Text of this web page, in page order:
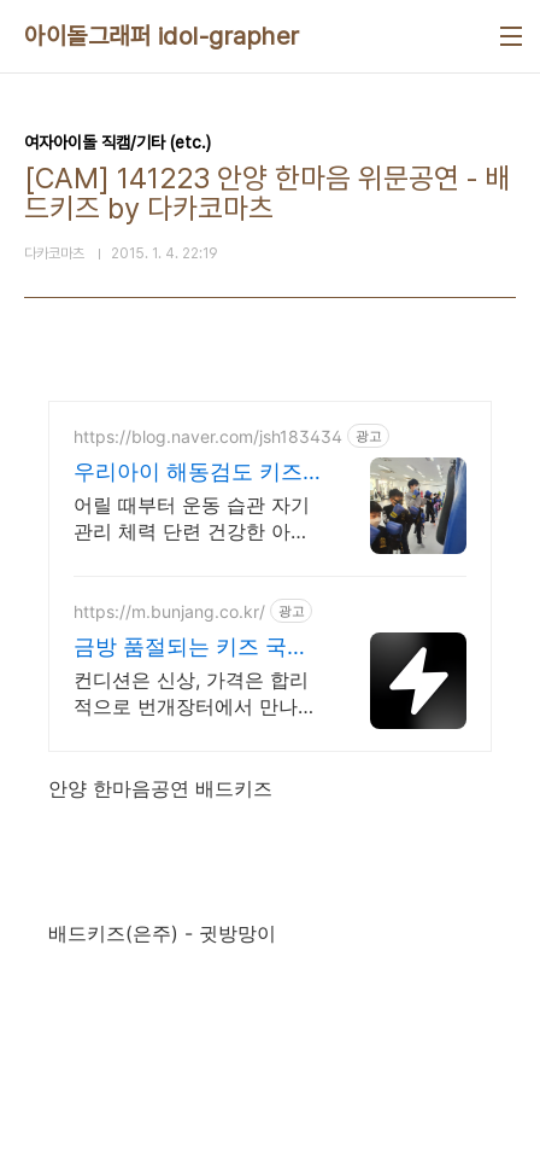
아이돌그래퍼 idol-grapher
여자아이돌 직캠/기타 (etc.)
[CAM] 141223 안양 한마음 위문공연 - 배
드키즈 by 다카코마츠
다카코마츠 2015. 1. 4. 22:19
https://blog.naver.com/jsh183434 광고
우리아이 해동검도 키즈
킥복싱 우리아이 해동검
도 키즈킥복싱
어릴 때부터 운동 습관 자기
관리 체력 단련 건강한 아이
https://m.bunjang.co.kr/ 광고
금방 품절되는 키즈 국내
최대 브랜드 중고거래
컨디션은 신상, 가격은 합리
적으로 번개장터에서 만나보
만 개 이상의 신규 상품 업로
안양 한마음공연 배드키즈
배드키즈(은주) - 귓방망이